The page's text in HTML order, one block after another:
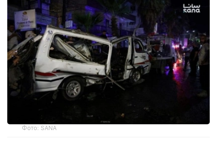
Фото: SANA